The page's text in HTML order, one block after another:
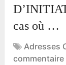
cas où …
Adresses
commentaire